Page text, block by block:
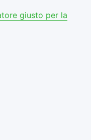
giusto per la